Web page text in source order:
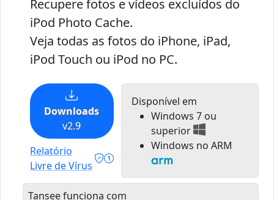
Recupere fotos e vídeos excluídos do
iPod Photo Cache.
Veja todas as fotos do iPhone, iPad,
iPod Touch ou iPod no PC.
Downloads
v2.9
Relatório
Livre de Vírus
Disponível em
Windows 7 ou
superior
Windows no ARM
Tansee funciona com